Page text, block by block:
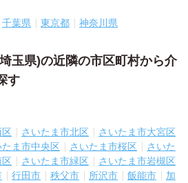
千葉県 東京都 神奈川県
玉県)の近隣の市区町村から介
す
区 さいたま市北区
さいたま市大宮区
たま市中央区 さいたま市桜区
さいた
区 さいたま市緑区
さいたま市岩槻区
行田市 秩父市 所沢市 飯能市
加